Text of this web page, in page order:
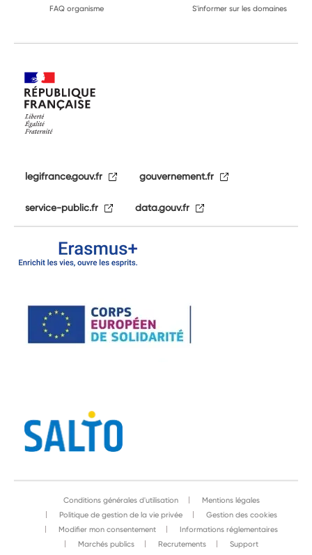
FAQ organisme
S'informer sur les domaines
legifrance.gouv.fr gouvernement.fr
service-public.fr data.gouv.fr
Conditions générales d'utilisation
Mentions légales
Politique de gestion de la vie privée
Gestion des cookies
Modifier mon consentement
Informations réglementaires
Marchés publics
Recrutements
Support